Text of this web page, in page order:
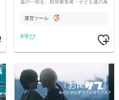
益の一部を、犯罪被害者・子ども達の為
す運営ツール
学び